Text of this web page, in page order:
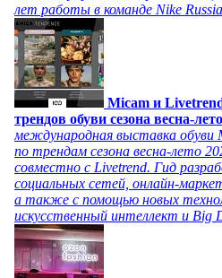
лет работы в команде Nike
Micam и
трендов обуви сезона весна-
международная выставка обуви
по трендам сезона весна-лето
совместно с Livetrend. Гид
социальных сетей, онлайн-
а также с помощью новых
искусственный интеллект и Big